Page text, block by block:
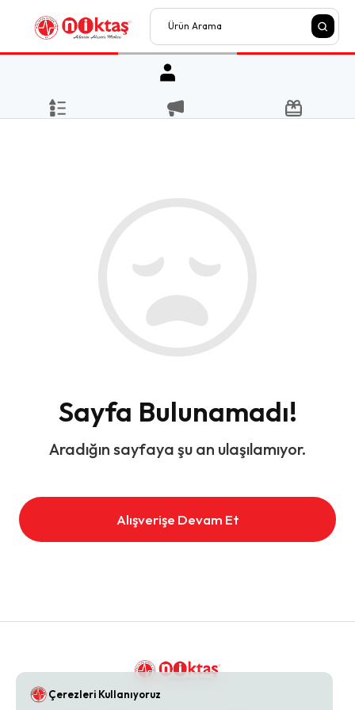
Sayfa Bulunamadı!
Aradığın sayfaya şu an ulaşılamıyor.
Alışverişe Devam Et
Çerezleri Kullanıyoruz